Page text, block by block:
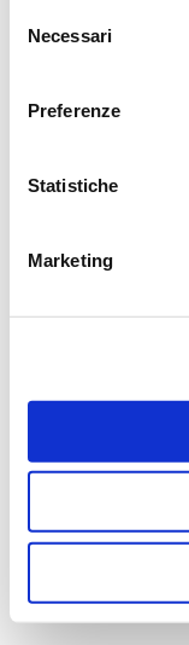
delNecessari
Preferenze
Statistiche
Marketing